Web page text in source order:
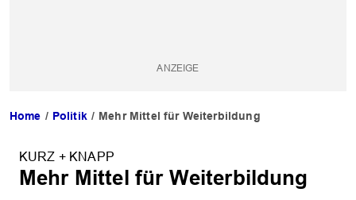
Home Politik Mehr Mittel für Weiterbildung
KURZ + KNAPP
Mehr Mittel für Weiterbildung